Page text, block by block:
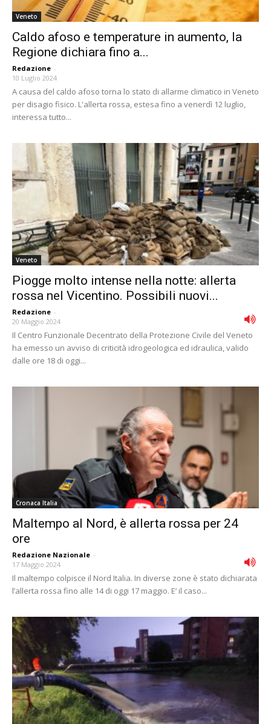
Veneto
Caldo afoso e temperature in aumento, la
Regione dichiara fino a...
Redazione -
10 Luglio 2024
A causa del caldo afoso torna lo stato di allarme climatico in Veneto
per disagio fisico. L'allerta rossa, estesa fino a venerdì 12 luglio,
interessa tutto...
Veneto
Piogge molto intense nella notte: allerta
rossa nel Vicentino. Possibili nuovi...
Redazione -
20 Maggio 2024
Il Centro Funzionale Decentrato della Protezione Civile del Veneto
ha emesso un avviso di criticità idrogeologica ed idraulica, valido
dalle ore 18 di oggi...
Cronaca Italia
Maltempo al Nord, è allerta rossa per 24
ore
Redazione Nazionale -
17 Maggio 2024
Il maltempo colpisce il Nord Italia. In diverse zone è stato dichiarata
l’allerta rossa fino alle 14 di oggi 17 maggio. E’ il caso...